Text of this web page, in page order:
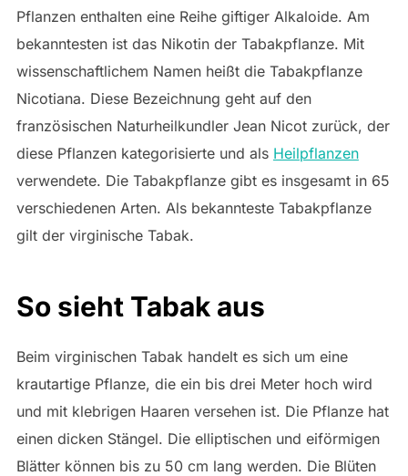
Pflanzen enthalten eine Reihe giftiger Alkaloide. Am
bekanntesten ist das Nikotin der Tabakpflanze. Mit
wissenschaftlichem Namen heißt die Tabakpflanze
Nicotiana. Diese Bezeichnung geht auf den
französischen Naturheilkundler Jean Nicot zurück, der
diese Pflanzen kategorisierte und als Heilpflanzen
verwendete. Die Tabakpflanze gibt es insgesamt in 65
verschiedenen Arten. Als bekannteste Tabakpflanze
gilt der virginische Tabak.
So sieht Tabak aus
Beim virginischen Tabak handelt es sich um eine
krautartige Pflanze, die ein bis drei Meter hoch wird
und mit klebrigen Haaren versehen ist. Die Pflanze hat
einen dicken Stängel. Die elliptischen und eiförmigen
Blätter können bis zu 50 cm lang werden. Die Blüten